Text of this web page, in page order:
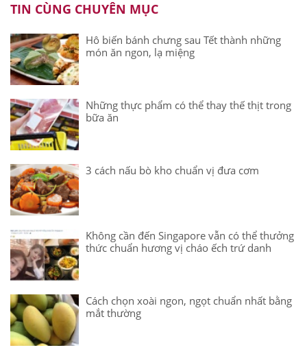
TIN CÙNG CHUYÊN MỤC
Hô biến bánh chưng sau Tết thành những
món ăn ngon, lạ miệng
Những thực phẩm có thể thay thế thịt trong
bữa ăn
3 cách nấu bò kho chuẩn vị đưa cơm
Không cần đến Singapore vẫn có thể thưởng
thức chuẩn hương vị cháo ếch trứ danh
Cách chọn xoài ngon, ngọt chuẩn nhất bằng
mắt thường